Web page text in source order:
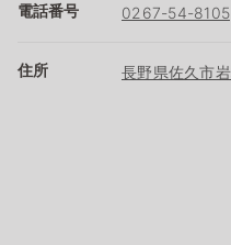
電話番号 0267-54-8105
住所 長野県佐久市